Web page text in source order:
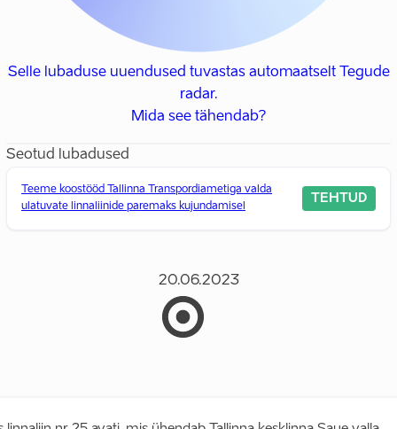
Selle lubaduse uuendused tuvastas automaatselt Tegude
radar.
Mida see tähendab?
Seotud lubadused
Teeme koostööd Tallinna Transpordiametiga valda
ulatuvate linnaliinide paremaks kujundamisel
TEHTUD
20.06.2023